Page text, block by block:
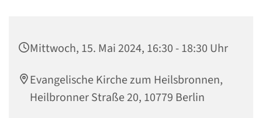
Mittwoch, 15. Mai 2024, 16:30 - 18:30 Uhr
Evangelische Kirche zum Heilsbronnen,
Heilbronner Straße 20, 10779 Berlin